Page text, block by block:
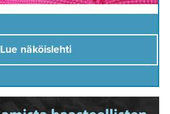
Lue näköislehti